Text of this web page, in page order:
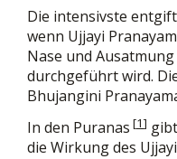
Die intensivste
wenn Ujjayi
Nase und
durchgeführt wird.
Bhujangini
In den Puranas [1]
die Wirkung des